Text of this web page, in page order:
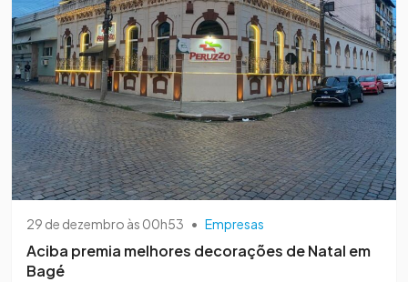
29 de dezembro às 00h53 • Empresas
Aciba premia melhores decorações de Natal em
Bagé